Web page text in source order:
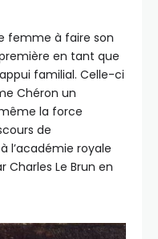
femme à faire son
en tant que
familial. Celle-ci
Chéron un
la force
de
l’académie royale
Le Brun en